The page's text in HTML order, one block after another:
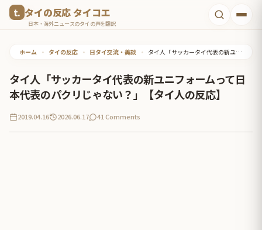
タイの反応 タイコエ
日本・海外ニュースのタイの声を翻訳
ホーム • タイの反応 • 日タイ交流・美談 • タイ人「サッカータイ代表の新ユニフォームって日本代表のパクリじゃない？」【タイ人の反応】
タイ人「サッカータイ代表の新ユニフォームって日
本代表のパクリじゃない？」【タイ人の反応】
2019.04.16 2026.06.17 41 Comments